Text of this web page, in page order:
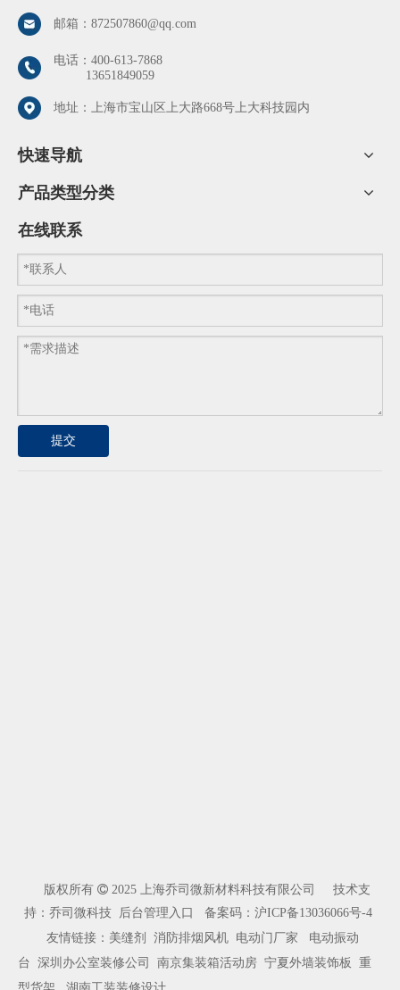
邮箱： 872507860@qq.com
电话： 400-613-7868
13651849059
地址：上海市宝山区上大路668号上大科技园内
快速导航
产品类型分类
在线联系
提交
版权所有  2025 上海乔司微新材料科技有限公司 技术支
持：乔司微科技 后台管理入口 备案码： 沪ICP备13036066号-4
友情链接： 美缝剂 消防排烟风机 电动门厂家
电动振动
台 深圳办公室装修公司 南京集装箱活动房 宁夏外墙装饰板
重